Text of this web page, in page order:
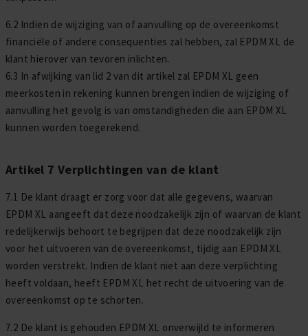
6.2 Indien de wijziging van of aanvulling op de overeenkomst
financiële of andere consequenties zal hebben, zal EPDM XL de
klant hierover van tevoren inlichten.
6.3 In afwijking van lid 2 van dit artikel zal EPDM XL geen
meerkosten in rekening kunnen brengen indien de wijziging of
aanvulling het gevolg is van omstandigheden die aan EPDM XL
kunnen worden toegerekend.
Artikel 7 Verplichtingen van de klant
7.1 De klant draagt er zorg voor dat alle gegevens, waarvan
EPDM XL aangeeft dat deze noodzakelijk zijn of waarvan de klant
redelijkerwijs behoort te begrijpen dat deze noodzakelijk zijn
voor het uitvoeren van de overeenkomst, tijdig aan EPDM XL
worden verstrekt. Indien de klant niet aan deze verplichting
heeft voldaan, heeft EPDM XL het recht de uitvoering van de
overeenkomst op te schorten.
7.2 De klant is gehouden EPDM XL onverwijld te informeren